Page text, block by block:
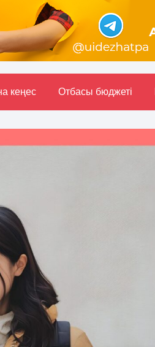
кеңес Отбасы бюджетi